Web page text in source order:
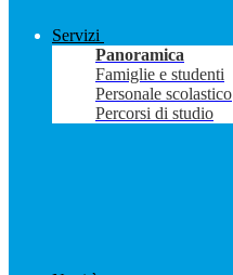
Servizi
Panoramica
Famiglie e studenti
Personale scolastico
Percorsi di studio